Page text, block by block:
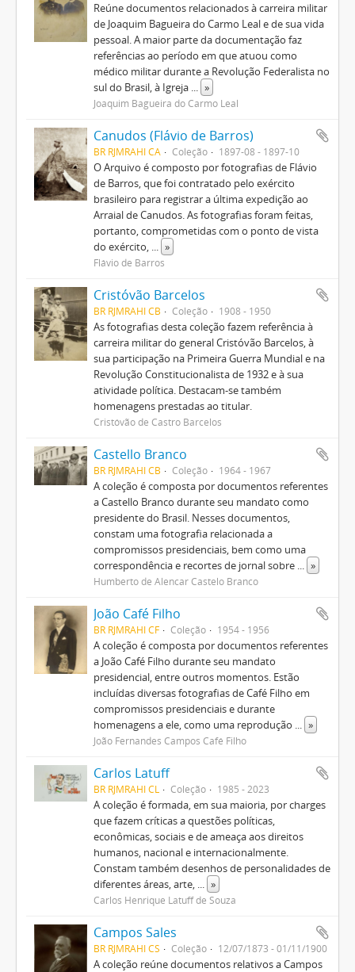
Reúne documentos relacionados à carreira militar
de Joaquim Bagueira do Carmo Leal e de sua vida
pessoal. A maior parte da documentação faz
referências ao período em que atuou como
médico militar durante a Revolução Federalista no
sul do Brasil, à Igreja ... »
Joaquim Bagueira do Carmo Leal
Canudos (Flávio de Barros)
BR RJMRAHI CA Coleção 1897-08 - 1897-10
O Arquivo é composto por fotografias de Flávio
de Barros, que foi contratado pelo exército
brasileiro para registrar a última expedição ao
Arraial de Canudos. As fotografias foram feitas,
portanto, comprometidas com o ponto de vista
do exército, ... »
Flávio de Barros
Cristóvão Barcelos
BR RJMRAHI CB Coleção 1908 - 1950
As fotografias desta coleção fazem referência à
carreira militar do general Cristóvão Barcelos, à
sua participação na Primeira Guerra Mundial e na
Revolução Constitucionalista de 1932 e à sua
atividade política. Destacam-se também
homenagens prestadas ao titular.
Cristóvão de Castro Barcelos
Castello Branco
BR RJMRAHI CB Coleção 1964 - 1967
A coleção é composta por documentos referentes
a Castello Branco durante seu mandato como
presidente do Brasil. Nesses documentos,
constam uma fotografia relacionada a
compromissos presidenciais, bem como uma
correspondência e recortes de jornal sobre ... »
Humberto de Alencar Castelo Branco
João Café Filho
BR RJMRAHI CF Coleção 1954 - 1956
A coleção é composta por documentos referentes
a João Café Filho durante seu mandato
presidencial, entre outros momentos. Estão
incluídas diversas fotografias de Café Filho em
compromissos presidenciais e durante
homenagens a ele, como uma reprodução ... »
João Fernandes Campos Café Filho
Carlos Latuff
BR RJMRAHI CL Coleção 1985 - 2023
A coleção é formada, em sua maioria, por charges
que fazem críticas a questões políticas,
econômicas, sociais e de ameaça aos direitos
humanos, nacional e internacionalmente.
Constam também desenhos de personalidades de
diferentes áreas, arte, ... »
Carlos Henrique Latuff de Souza
Campos Sales
BR RJMRAHI CS Coleção 12/07/1873 - 01/11/1900
A coleção reúne documentos relativos a Campos